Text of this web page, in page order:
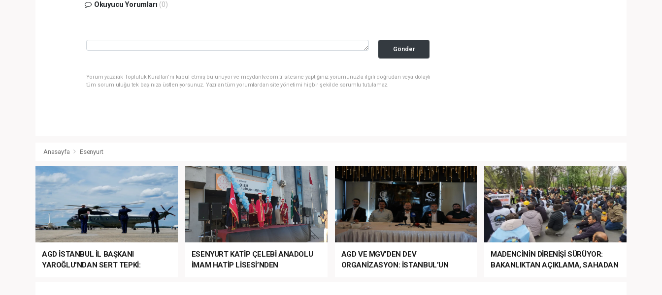
Okuyucu Yorumları (0)
Gönder
Yorum yazarak Topluluk Kuralları’nı kabul etmiş bulunuyor ve meydantv.com.tr sitesine yaptığınız yorumunuzla ilgili doğrudan veya dolaylı
tüm sorumluluğu tek başınıza üstleniyorsunuz. Yazılan tüm yorumlardan site yönetimi hiçbir şekilde sorumlu tutulamaz.
Anasayfa Esenyurt
AGD İSTANBUL İL BAŞKANI
YAROĞLU'NDAN SERT TEPKİ:
ESENYURT KATİP ÇELEBİ ANADOLU
İMAM HATİP LİSESİ’NDEN
AGD VE MGV’DEN DEV
ORGANİZASYON: İSTANBUL’UN
MADENCİNİN DİRENİŞİ SÜRÜYOR:
BAKANLIKTAN AÇIKLAMA, SAHADAN